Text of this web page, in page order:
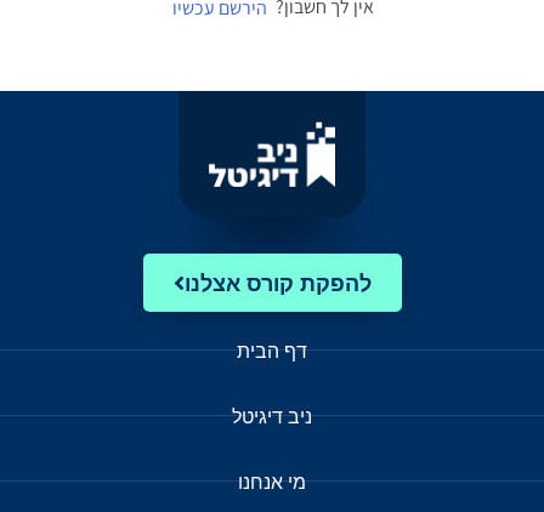
אין לך חשבון? הירשם עכשיו
להפקת קורס אצלנו
דף הבית
ניב דיגיטל
מי אנחנו